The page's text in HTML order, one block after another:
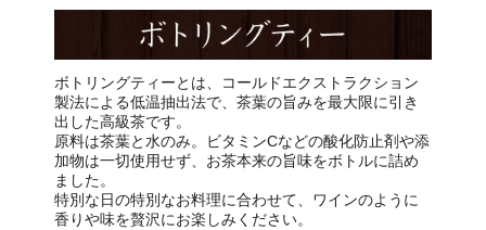
ボトリングティーとは、コールドエクストラクション
製法による低温抽出法で、茶葉の旨みを最大限に引き
出した高級茶です。
原料は茶葉と水のみ。ビタミンCなどの酸化防止剤や添
加物は一切使用せず、お茶本来の旨味をボトルに詰め
ました。
特別な日の特別なお料理に合わせて、ワインのように
香りや味を贅沢にお楽しみください。